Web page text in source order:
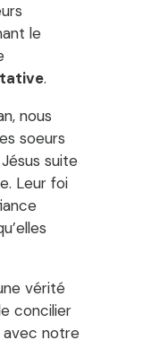
le
.
nous
soeurs
suite
Leur foi
vérité
concilier
avec notre